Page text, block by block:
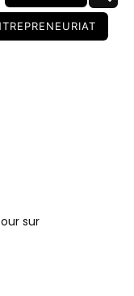
sur